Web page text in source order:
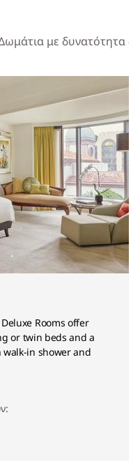
με δυνατότητα
Rooms offer
or twin beds and a
in shower and